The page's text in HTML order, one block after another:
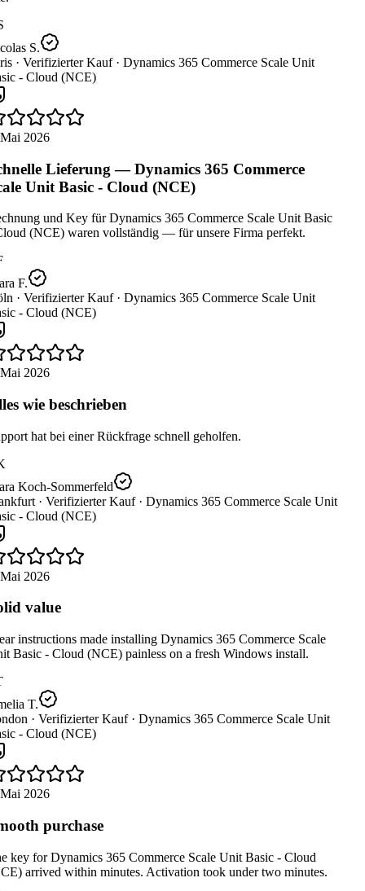
S.
· Verifizierter Kauf · Dynamics 365 Commerce Scale Unit
- Cloud (NCE)
2026
Lieferung — Dynamics 365 Commerce
Unit Basic - Cloud (NCE)
und Key für Dynamics 365 Commerce Scale Unit Basic
(NCE) waren vollständig — für unsere Firma perfekt.
F.
· Verifizierter Kauf · Dynamics 365 Commerce Scale Unit
- Cloud (NCE)
2026
wie beschrieben
hat bei einer Rückfrage schnell geholfen.
Koch-Sommerfeld
· Verifizierter Kauf · Dynamics 365 Commerce Scale Unit
- Cloud (NCE)
2026
value
instructions made installing Dynamics 365 Commerce Scale
Basic - Cloud (NCE) painless on a fresh Windows install.
T.
· Verifizierter Kauf · Dynamics 365 Commerce Scale Unit
- Cloud (NCE)
2026
purchase
key for Dynamics 365 Commerce Scale Unit Basic - Cloud
arrived within minutes. Activation took under two minutes.